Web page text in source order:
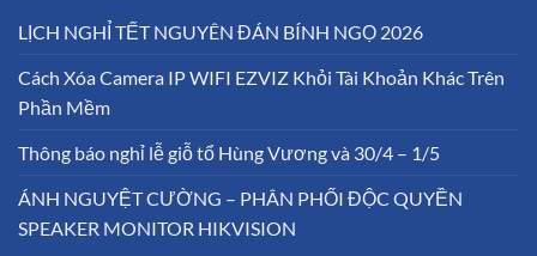
LỊCH NGHỈ TẾT NGUYÊN ĐÁN BÍNH NGỌ 2026
Cách Xóa Camera IP WIFI EZVIZ Khỏi Tài Khoản Khác Trên
Phần Mềm
Thông báo nghỉ lễ giỗ tổ Hùng Vương và 30/4 – 1/5
ÁNH NGUYỆT CƯỜNG – PHÂN PHỐI ĐỘC QUYỀN
SPEAKER MONITOR HIKVISION